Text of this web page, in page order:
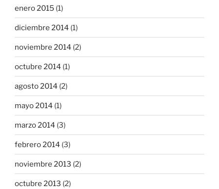
enero 2015 (1)
diciembre 2014 (1)
noviembre 2014 (2)
octubre 2014 (1)
agosto 2014 (2)
mayo 2014 (1)
marzo 2014 (3)
febrero 2014 (3)
noviembre 2013 (2)
octubre 2013 (2)